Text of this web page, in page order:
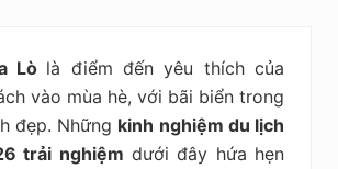
Lò là điểm đến yêu thích của
vào mùa hè, với bãi biển trong
đẹp. Những kinh nghiệm du lịch
trải nghiệm dưới đây hứa hẹn